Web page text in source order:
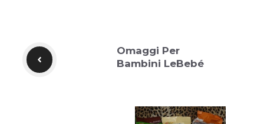
Omaggi Per
Bambini LeBebé